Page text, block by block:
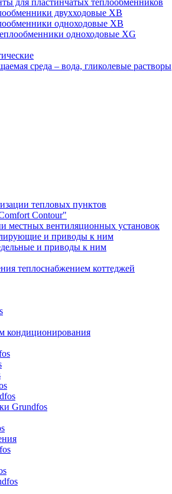
для пластинчатых теплообменников
двухходовые XB
одноходовые ХВ
одноходовые ХG
среда – вода, гликолевые растворы
тепловых пунктов
Contour"
местных вентиляционных установок
и приводы к ним
и приводы к ним
теплоснабжением коттеджей
кондиционирования
Grundfos